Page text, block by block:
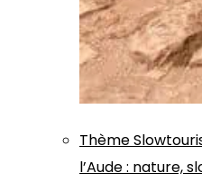
Thème
l’Aude : nature,